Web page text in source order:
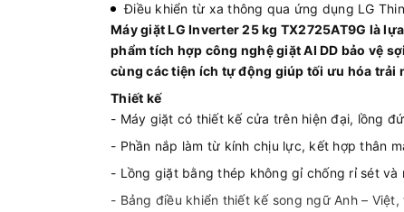
Điều khiển từ xa thông qua ứng dụng LG
Máy giặt LG Inverter 25 kg TX2725AT9G là
phẩm tích hợp công nghệ giặt AI DD bảo vệ
cùng các tiện ích tự động giúp tối ưu hóa trải
Thiết kế
- Máy giặt có thiết kế cửa trên hiện đại, lồng
- Phần nắp làm từ kính chịu lực, kết hợp thân
- Lồng giặt bằng thép không gỉ chống rỉ sét
- Bảng điều khiển thiết kế song ngữ Anh –